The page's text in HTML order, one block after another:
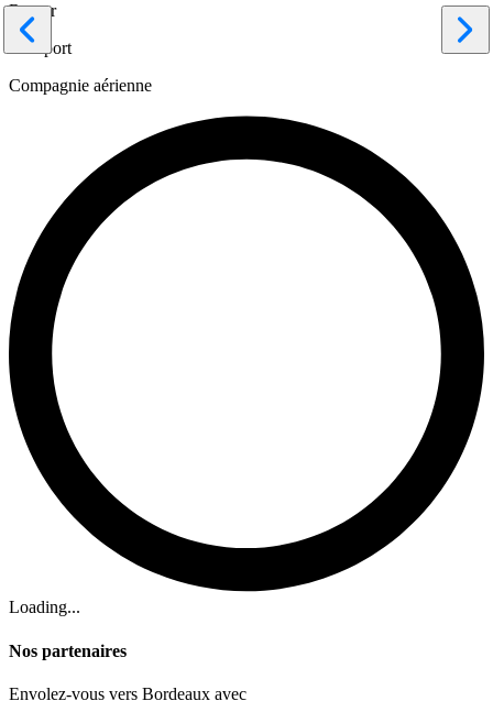
Retour
Aéroport
Compagnie aérienne
Loading...
Nos partenaires
Envolez-vous vers Bordeaux avec